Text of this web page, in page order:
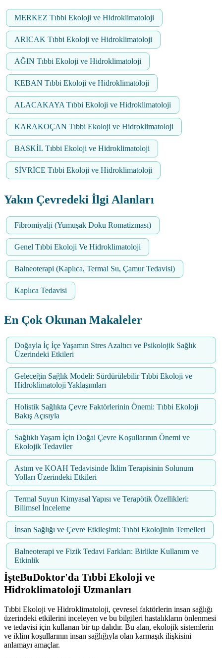
MERKEZ Tıbbi Ekoloji ve Hidroklimatoloji
ARICAK Tıbbi Ekoloji ve Hidroklimatoloji
AĞIN Tıbbi Ekoloji ve Hidroklimatoloji
KEBAN Tıbbi Ekoloji ve Hidroklimatoloji
ALACAKAYA Tıbbi Ekoloji ve Hidroklimatoloji
KARAKOÇAN Tıbbi Ekoloji ve Hidroklimatoloji
BASKİL Tıbbi Ekoloji ve Hidroklimatoloji
SİVRİCE Tıbbi Ekoloji ve Hidroklimatoloji
Yakın Çevredeki İlgi Alanları
Fibromiyalji (Yumuşak Doku Romatizması)
Genel Tıbbi Ekoloji Ve Hidroklimatoloji
Balneoterapi (Kaplıca, Termal Su, Çamur Tedavisi)
Kaplıca Tedavisi
En Çok Okunan Makaleler
Doğayla İç İçe Yaşamın Stres Azaltıcı ve Psikolojik Sağlık
Üzerindeki Etkileri
Geleceğin Sağlık Modeli: Sürdürülebilir Tıbbi Ekoloji ve
Hidroklimatoloji Yaklaşımları
Holistik Sağlıkta Çevre Faktörlerinin Önemi: Tıbbi Ekoloji
Bakış Açısıyla
Sağlıklı Yaşam İçin Doğal Çevre Koşullarının Önemi ve
Ekolojik Tedaviler
Astım ve KOAH Tedavisinde İklim Terapisinin Solunum
Yolları Üzerindeki Etkileri
Termal Suyun Kimyasal Yapısı ve Terapötik Özellikleri:
Bilimsel İnceleme
İnsan Sağlığı ve Çevre Etkileşimi: Tıbbi Ekolojinin Temelleri
Balneoterapi ve Fizik Tedavi Farkları: Birlikte Kullanım ve
Etkinlik
İşteBuDoktor'da Tıbbi Ekoloji ve
Hidroklimatoloji Uzmanları
Tıbbi Ekoloji ve Hidroklimatoloji, çevresel faktörlerin insan sağlığı
üzerindeki etkilerini inceleyen ve bu bilgileri hastalıkların önlenmesi
ve tedavisi için kullanan bir tıp dalıdır. Bu alan, ekolojik sistemlerin
ve iklim koşullarının insan sağlığıyla olan karmaşık ilişkisini
anlamayı amaçlar.